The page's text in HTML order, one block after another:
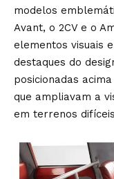
modelos
Avant, o 2CV e o
elementos visuais
destaques do
posicionadas
que ampliavam a
em terrenos